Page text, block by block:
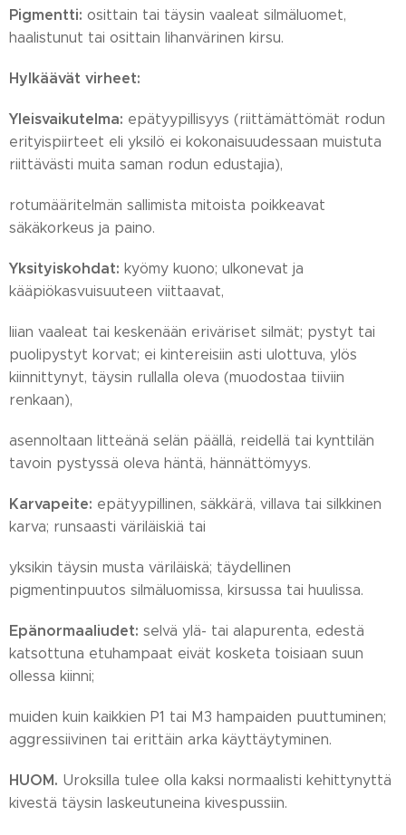
Pigmentti: osittain tai täysin vaaleat silmäluomet,
haalistunut tai osittain lihanvärinen kirsu.
Hylkäävät virheet:
Yleisvaikutelma: epätyypillisyys (riittämättömät rodun
erityispiirteet eli yksilö ei kokonaisuudessaan muistuta
riittävästi muita saman rodun edustajia),
rotumääritelmän sallimista mitoista poikkeavat
säkäkorkeus ja paino.
Yksityiskohdat: kyömy kuono; ulkonevat ja
kääpiökasvuisuuteen viittaavat,
liian vaaleat tai keskenään eriväriset silmät; pystyt tai
puolipystyt korvat; ei kintereisiin asti ulottuva, ylös
kiinnittynyt, täysin rullalla oleva (muodostaa tiiviin
renkaan),
asennoltaan litteänä selän päällä, reidellä tai kynttilän
tavoin pystyssä oleva häntä, hännättömyys.
Karvapeite: epätyypillinen, säkkärä, villava tai silkkinen
karva; runsaasti väriläiskiä tai
yksikin täysin musta väriläiskä; täydellinen
pigmentinpuutos silmäluomissa, kirsussa tai huulissa.
Epänormaaliudet: selvä ylä- tai alapurenta, edestä
katsottuna etuhampaat eivät kosketa toisiaan suun
ollessa kiinni;
muiden kuin kaikkien P1 tai M3 hampaiden puuttuminen;
aggressiivinen tai erittäin arka käyttäytyminen.
HUOM. Uroksilla tulee olla kaksi normaalisti kehittynyttä
kivestä täysin laskeutuneina kivespussiin.